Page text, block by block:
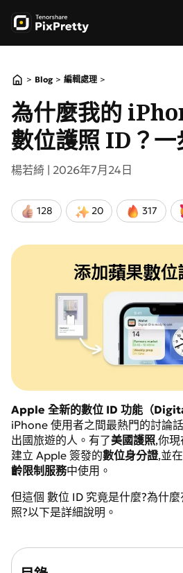
> Blog > 編輯處理 >
為什麼我的
數位護照 ID？一
楊若綺 | 2026年7月24日
128 20 317
Apple 全新的數位 ID 功能（
iPhone 使用者之間最熱門的討論
出國旅遊的人。有了美國護照,你
建立 Apple 簽發的數位身分證,並
齡限制服務中使用。
但這個 數位 ID 究竟是什麼?為什
照?以下是詳細說明。